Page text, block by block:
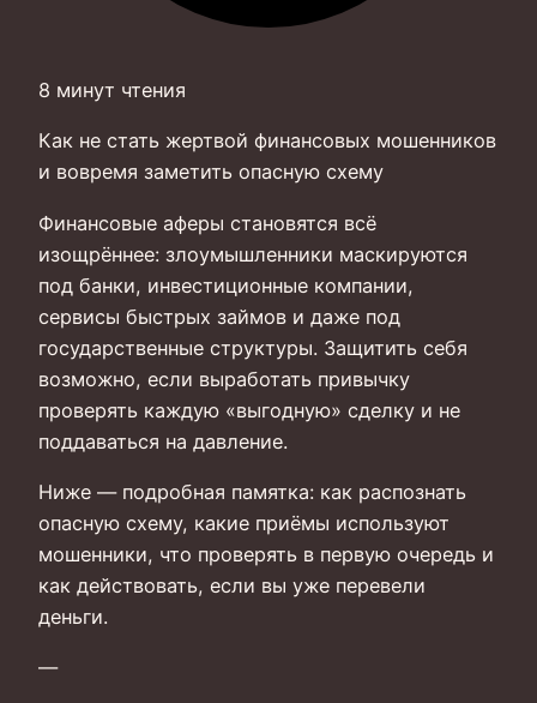
8 минут чтения
Как не стать жертвой финансовых мошенников
и вовремя заметить опасную схему
Финансовые аферы становятся всё
изощрённее: злоумышленники маскируются
под банки, инвестиционные компании,
сервисы быстрых займов и даже под
государственные структуры. Защитить себя
возможно, если выработать привычку
проверять каждую «выгодную» сделку и не
поддаваться на давление.
Ниже — подробная памятка: как распознать
опасную схему, какие приёмы используют
мошенники, что проверять в первую очередь и
как действовать, если вы уже перевели
деньги.
—